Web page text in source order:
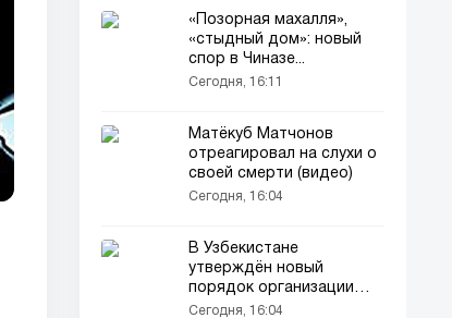
«Позорная махалля»,
«стыдный дом»: новый
спор в Чиназе...
Сегодня, 16:11
Матёкуб Матчонов
отреагировал на слухи о
своей смерти (видео)
Сегодня, 16:04
В Узбекистане
утверждён новый
порядок организации
платных автомобильных
Сегодня, 16:04